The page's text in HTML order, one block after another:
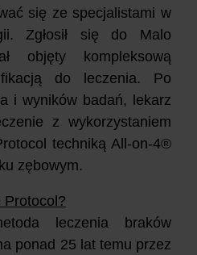
się ze specjalistami w
Zgłosił się do Malo
objęty kompleksową
do leczenia. Po
i wyników badań, lekarz
z wykorzystaniem
techniką All-on-4®
zębowym.
Protocol?
leczenia braków
ponad 25 lat temu przez